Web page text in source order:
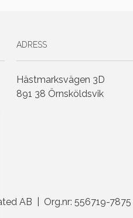
ADRESS
Hästmarksvägen 3D
891 38 Örnsköldsvik
AB | Org.nr: 556719-7875